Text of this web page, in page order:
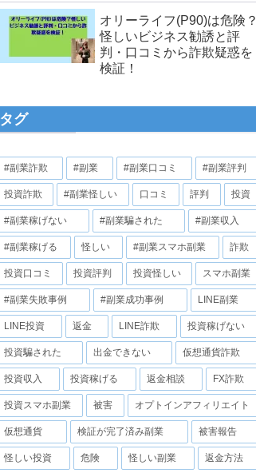
オリーライフ(P90)は危険？
怪しいビジネス勧誘と評
判・口コミから詐欺疑惑を
検証！
タグ
#副業詐欺 #副業 #副業口コミ #副業評判
投資詐欺 #副業怪しい 口コミ 評判 投資
#副業稼げない #副業騙された #副業収入
#副業稼げる 怪しい #副業スマホ副業 詐欺
投資口コミ 投資評判 投資怪しい スマホ副業
#副業失敗事例 #副業成功事例 LINE副業
LINE投資 返金 LINE詐欺 投資稼げない
投資騙された 出金できない 仮想通貨詐欺
投資収入 投資稼げる 返金相談 FX詐欺
投資スマホ副業 被害 オプトインアフィリエイト
仮想通貨 検証が完了済み副業 被害報告
怪しい投資 危険 怪しい副業 返金方法